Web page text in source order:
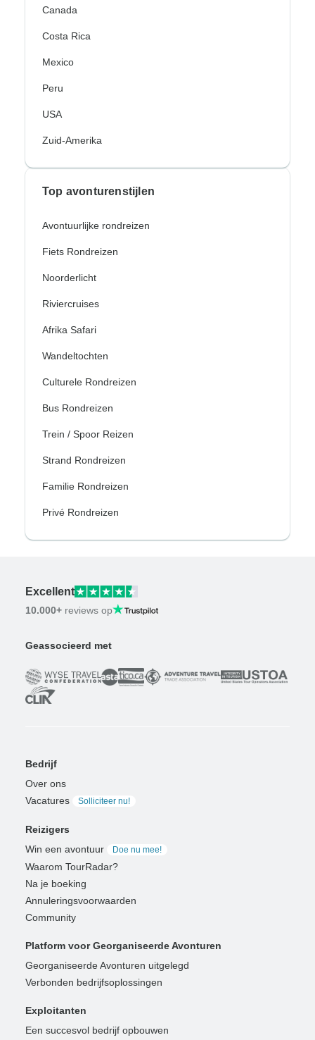
Canada
Costa Rica
Mexico
Peru
USA
Zuid-Amerika
Top avonturenstijlen
Avontuurlijke rondreizen
Fiets Rondreizen
Noorderlicht
Riviercruises
Afrika Safari
Wandeltochten
Culturele Rondreizen
Bus Rondreizen
Trein / Spoor Reizen
Strand Rondreizen
Familie Rondreizen
Privé Rondreizen
Excellent
10.000+ reviews op
Geassocieerd met
Bedrijf
Over ons
Vacatures
Solliciteer nu!
Reizigers
Win een avontuur
Doe nu mee!
Waarom TourRadar?
Na je boeking
Annuleringsvoorwaarden
Community
Platform voor Georganiseerde Avonturen
Georganiseerde Avonturen uitgelegd
Verbonden bedrijfsoplossingen
Exploitanten
Een succesvol bedrijf opbouwen